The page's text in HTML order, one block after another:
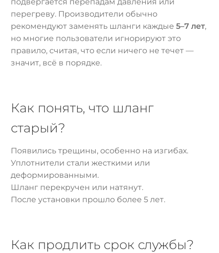
перегреву. Производители обычно
рекомендуют заменять шланги каждые5–7 лет,
но многие пользователи игнорируют это
правило, считая, что если ничего не течет —
значит, всё в порядке.
Как понять, что шланг
старый?
Появились трещины, особенно на изгибах.
Уплотнители стали жесткими или
деформированными.
Шланг перекручен или натянут.
После установки прошло более 5 лет.
Как продлить срок службы?